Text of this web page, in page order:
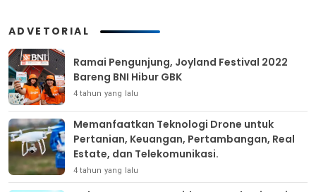
ADVETORIAL
Ramai Pengunjung, Joyland Festival 2022
Bareng BNI Hibur GBK
4 tahun yang lalu
Memanfaatkan Teknologi Drone untuk
Pertanian, Keuangan, Pertambangan, Real
Estate, dan Telekomunikasi.
4 tahun yang lalu